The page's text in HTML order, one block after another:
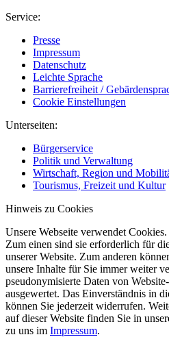
Service:
Presse
Impressum
Datenschutz
Leichte Sprache
Barrierefreiheit /
Cookie Einstellungen
Unterseiten:
Bürgerservice
Politik und Verwaltung
Wirtschaft, Region und
Tourismus, Freizeit und Kultur
Hinweis zu Cookies
Unsere Webseite verwendet
Zum einen sind sie erforderlich für
unserer Website. Zum anderen
unsere Inhalte für Sie immer weiter
pseudonymisierte Daten von
ausgewertet. Das Einverständnis in
können Sie jederzeit widerrufen.
auf dieser Website finden Sie in
zu uns im Impressum.